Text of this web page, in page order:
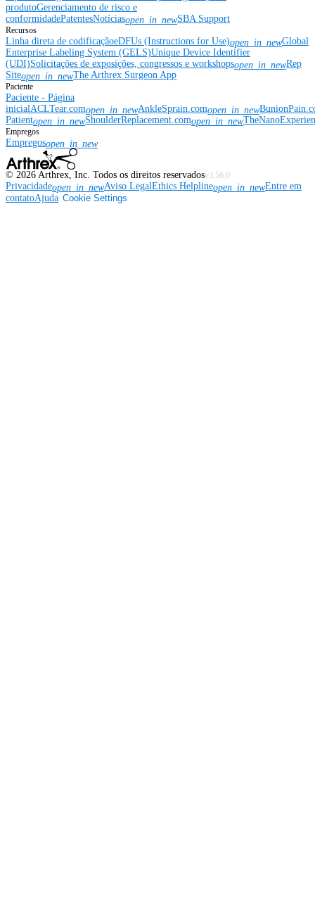
produtoGerenciamento de risco e
conformidadePatentesNotíciasopen_in_newSBA Support
Recursos
Linha direta de codificaçãoeDFUs (Instructions for Use)open_in_newGlobal
Enterprise Labeling System (GELS)Unique Device Identifier
(UDI)Solicitações de exposições, congressos e workshopsopen_in_newRep
Siteopen_in_newThe Arthrex Surgeon App
Paciente
Paciente - Página
inicialACLTear.comopen_in_newAnkleSprain.comopen_in_new
Patientopen_in_newShoulderReplacement.comopen_in_new
Empregos
Empregosopen_in_new
© 2026 Arthrex, Inc. Todos os direitos reservadosv3.56.0
Privacidadeopen_in_newAviso LegalEthics Helplineopen_in_newEntre em
contatoAjuda Cookie Settings